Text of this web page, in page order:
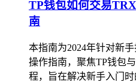
TP钱包如何交易
南
本指南为2024年针对新
操作指南，聚焦TP钱包
程，旨在解决新手入门